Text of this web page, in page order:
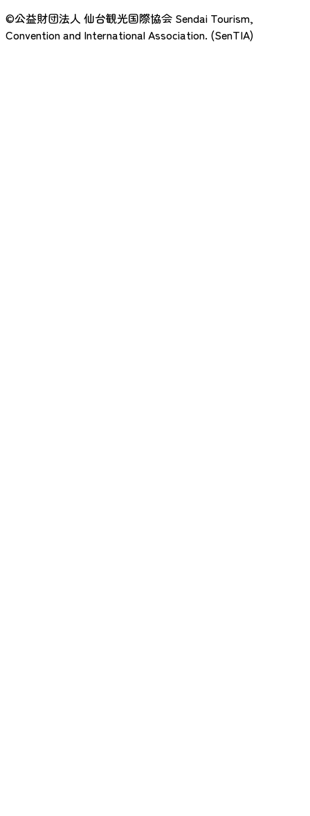
©公益財団法人 仙台観光国際協会 Sendai Tourism,
Convention and International Association. (SenTIA)